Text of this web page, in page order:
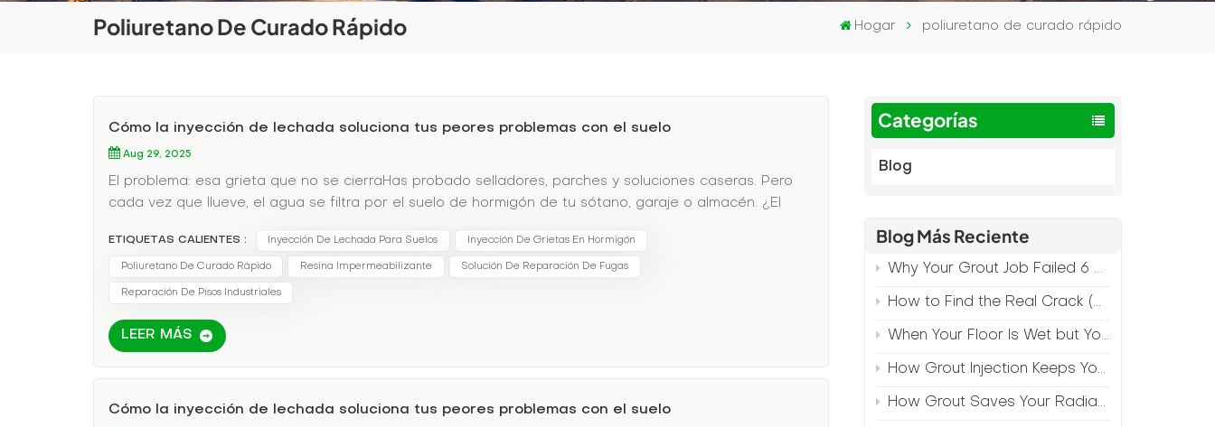
Poliuretano De Curado Rápido Hogar poliuretano de curado rápido
Categorías
Blog
Blog Más Reciente
Why Your Grout Job Failed 6 Months Later (And How to Prevent It)
How to Find the Real Crack (Because What You See Isn't Always the Source)
When Your Floor Is Wet but Your Crack Is Dry
How Grout Injection Keeps Your Retail Floors Looking Fresh
How Grout Saves Your Radiant Floor from Moisture Damage
Cómo la inyección de lechada soluciona tus peores problemas con el suelo
Aug 29, 2025
El problema: esa grieta que no se cierraHas probado selladores, parches y soluciones caseras. Pero
cada vez que llueve, el agua se filtra por el suelo de hormigón de tu sótano, garaje o almacén. ¿El
tradicionales fallan porque solo abordan la superficie, no la raíz del problema.Por qué la inyección de
lechada es un cambio radicalLa inyección de lechada no es solo otra solución; es una solución
permanenteHe aquí por qué:✅ Penetración profunda:Inyectada bajo presión, la lechada rellena las
ultrarrápida:Algunas lechadas de poliuretano se asentaron menos de 60 segundos, deteniendo el
agua instantáneamente.✅ Flexibilidad:Se expande y contrae con los cambios de temperatura,
muelle de carga de una empresa de logística presentaba fugas recurrentes, lo que ponía en riesgo la
ETIQUETAS CALIENTES : Inyección De Lechada Para Suelos Inyección De Grietas En Hormigón
Poliuretano De Curado Rápido Resina Impermeabilizante Solución De Reparación De Fugas
Reparación De Pisos Industriales
LEER MÁS
Cómo la inyección de lechada soluciona tus peores problemas con el suelo